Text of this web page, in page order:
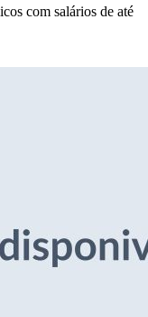
com salários de até